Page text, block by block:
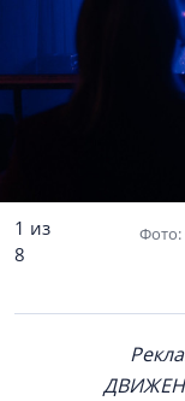
1 из
8